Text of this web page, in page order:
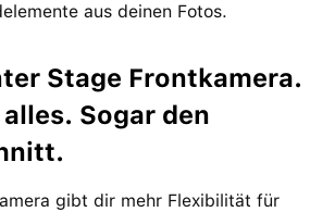
aus deinen Fotos.
Stage Frontkamera.
Sogar den
gibt dir mehr Flexibilität für